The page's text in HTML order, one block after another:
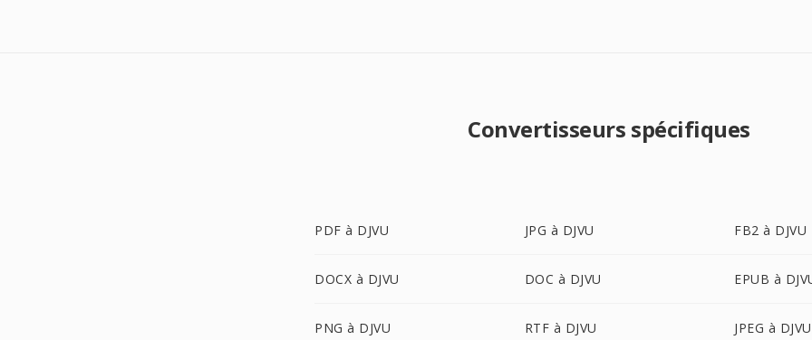
Convertisseurs spécifiques
PDF à DJVU JPG à DJVU FB2 à DJVU
DOCX à DJVU DOC à DJVU EPUB à
PNG à DJVU RTF à DJVU JPEG à DJVU